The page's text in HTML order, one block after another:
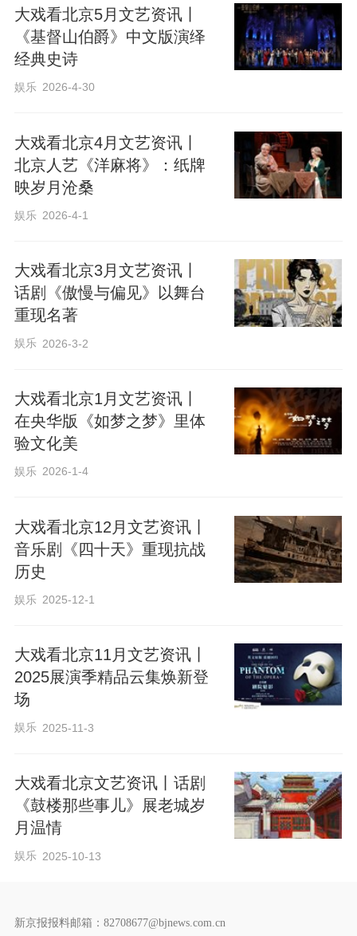
大戏看北京5月文艺资讯丨
《基督山伯爵》中文版演绎
经典史诗
娱乐 2026-4-30
大戏看北京4月文艺资讯丨
北京人艺《洋麻将》：纸牌
映岁月沧桑
娱乐 2026-4-1
大戏看北京3月文艺资讯丨
话剧《傲慢与偏见》以舞台
重现名著
娱乐 2026-3-2
大戏看北京1月文艺资讯丨
在央华版《如梦之梦》里体
验文化美
娱乐 2026-1-4
大戏看北京12月文艺资讯丨
音乐剧《四十天》重现抗战
历史
娱乐 2025-12-1
大戏看北京11月文艺资讯丨
2025展演季精品云集焕新登
场
娱乐 2025-11-3
大戏看北京文艺资讯丨话剧
《鼓楼那些事儿》展老城岁
月温情
娱乐 2025-10-13
新京报报料邮箱：82708677@bjnews.com.cn